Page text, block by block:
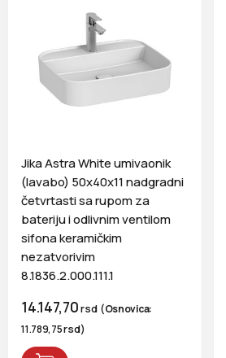
Jika Astra White umivaonik
(lavabo) 50x40x11 nadgradni
četvrtasti sa rupom za
bateriju i odlivnim ventilom
sifona keramičkim
nezatvorivim
8.1836.2.000.111.1
14.147,70rsd (Osnovica:
11.789,75rsd)